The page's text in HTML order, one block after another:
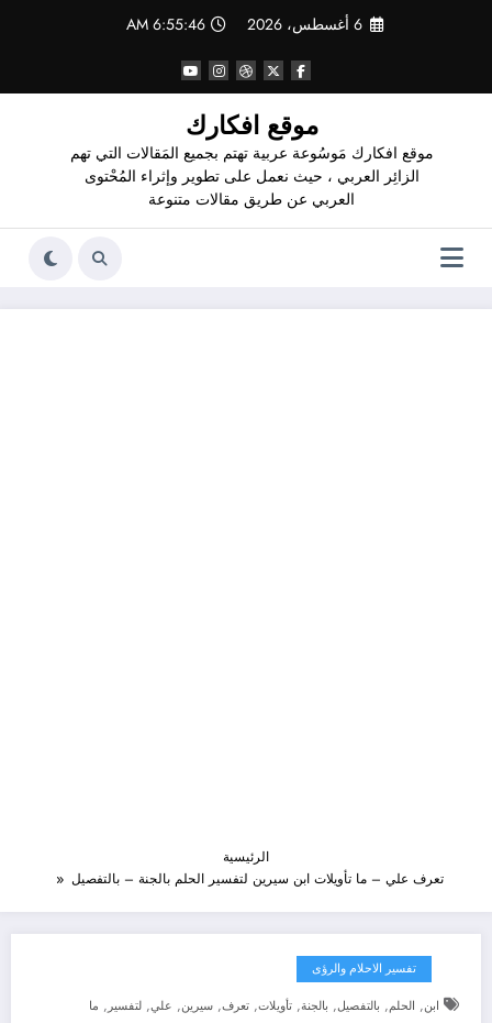
6 أغسطس، 2026 6:55:47 AM
موقع افكارك
موقع افكارك مَوسُوعة عربية تهتم بجميع المَقالات التي تهم
الزائِر العربي ، حيث نعمل على تطوير وإثراء المُحْتوى
العربي عن طريق مقالات متنوعة
الرئيسية
تعرف علي – ما تأويلات ابن سيرين لتفسير الحلم بالجنة – بالتفصيل
تفسير الاحلام والرؤى
ابن, الحلم, بالتفصيل, بالجنة, تأويلات, تعرف, سيرين, علي, لتفسير , ما